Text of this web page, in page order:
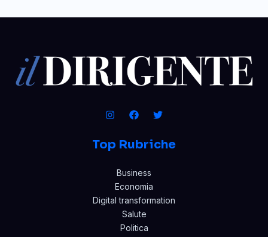
Top Rubriche
Business
Economia
Digital transformation
Salute
Politica